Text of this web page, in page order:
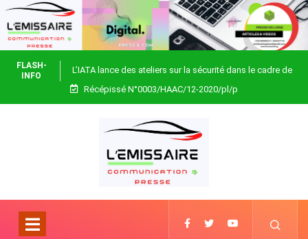
FLASH-
INFO
L’IATA lance des ateliers sur la sécurité dans le cadre de
Focus Africa
Récépissé N°0003/HAAC/12-2020/pl/p